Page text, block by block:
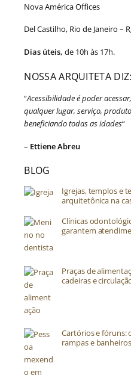
Nova América Offices
Del Castilho, Rio de Janeiro –
Dias úteis, de 10h às 17h.
NOSSA ARQUITETA DIZ:
“Acessibilidade é poder
qualquer lugar, serviço,
beneficiando todas as idades“
– Ettiene Abreu
BLOG
Igrejas, templos e
arquitetônica na
Clínicas
garantem
Praças de
cadeiras e
Cartórios e fóruns:
rampas e